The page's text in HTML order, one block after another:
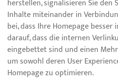
herstellen, signalisieren Sie den
Inhalte miteinander in
bei, dass Ihre Homepage
darauf, dass die internen
eingebettet sind und einen
um sowohl deren User
Homepage zu optimieren.